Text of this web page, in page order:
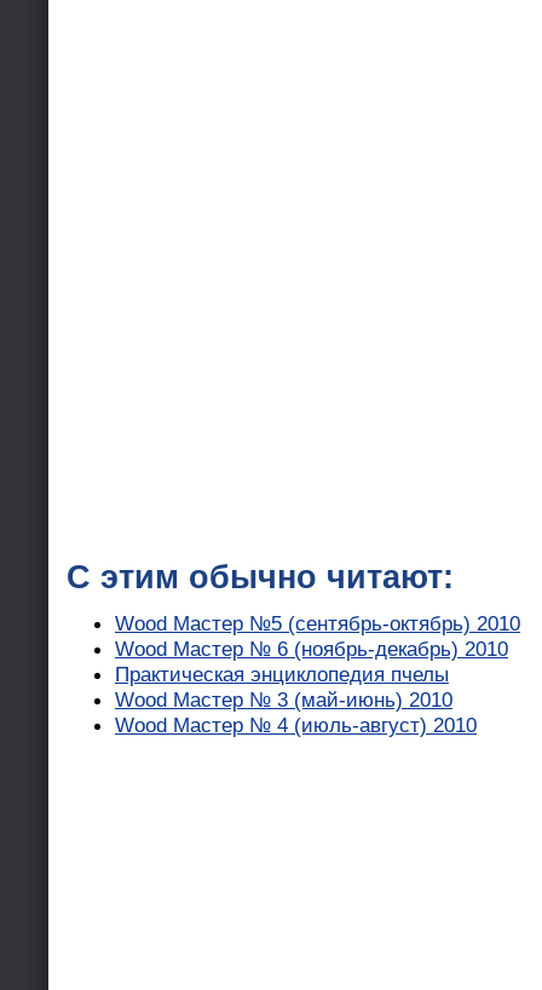
С этим обычно читают:
Wood Мастер №5 (сентябрь-октябрь) 2010
Wood Мастер № 6 (ноябрь-декабрь) 2010
Практическая энциклопедия пчелы
Wood Мастер № 3 (май-июнь) 2010
Wood Мастер № 4 (июль-август) 2010